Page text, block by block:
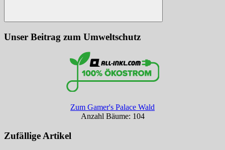
Suchen
Unser Beitrag zum Umweltschutz
Zum Gamer's Palace Wald
Anzahl Bäume: 104
Zufällige Artikel